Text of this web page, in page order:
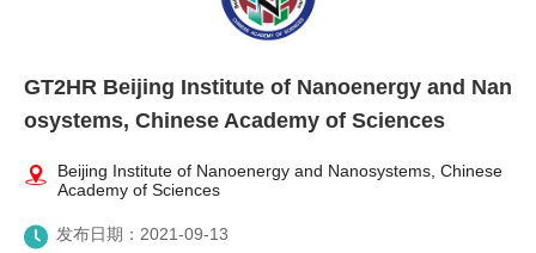
GT2HR Beijing Institute of Nanoenergy and Nan
osystems, Chinese Academy of Sciences
Beijing Institute of Nanoenergy and Nanosystems, Chinese
Academy of Sciences
发布日期：2021-09-13